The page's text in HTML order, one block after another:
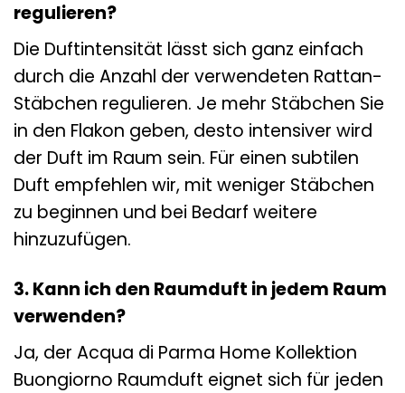
regulieren?
Die Duftintensität lässt sich ganz einfach
durch die Anzahl der verwendeten Rattan-
Stäbchen regulieren. Je mehr Stäbchen Sie
in den Flakon geben, desto intensiver wird
der Duft im Raum sein. Für einen subtilen
Duft empfehlen wir, mit weniger Stäbchen
zu beginnen und bei Bedarf weitere
hinzuzufügen.
3. Kann ich den Raumduft in jedem Raum
verwenden?
Ja, der Acqua di Parma Home Kollektion
Buongiorno Raumduft eignet sich für jeden